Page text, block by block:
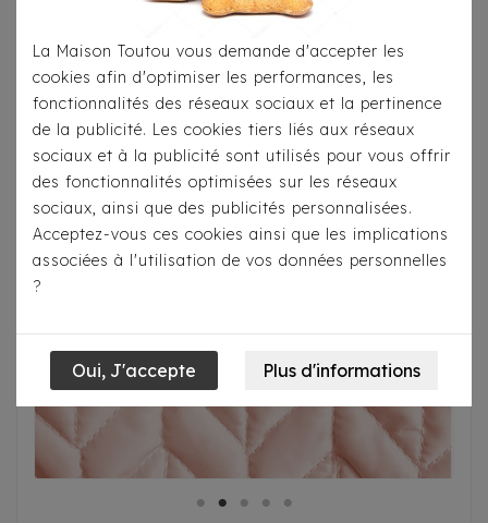
La Maison Toutou vous demande d'accepter les
cookies afin d'optimiser les performances, les
fonctionnalités des réseaux sociaux et la pertinence
de la publicité. Les cookies tiers liés aux réseaux
sociaux et à la publicité sont utilisés pour vous offrir
des fonctionnalités optimisées sur les réseaux
sociaux, ainsi que des publicités personnalisées.
Acceptez-vous ces cookies ainsi que les implications
associées à l'utilisation de vos données personnelles
?